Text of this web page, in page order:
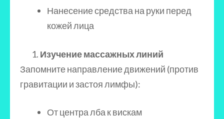
Нанесение средства на руки перед
кожей лица
Изучение массажных линий
Запомните направление движений (против
гравитации и застоя лимфы):
От центра лба к вискам